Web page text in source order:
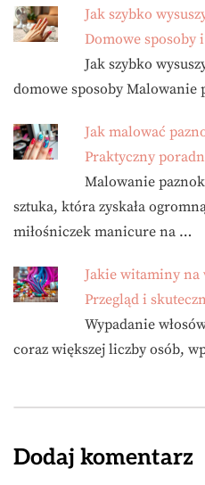
Jak szybko
Domowe sposoby
Jak szybko
domowe sposoby
Jak malować
Praktyczny
Malowanie
sztuka, która zyskała
miłośniczek manicure na …
Jakie witaminy na
Przegląd i
Wypadanie
coraz większej liczby osób,
Dodaj komentarz